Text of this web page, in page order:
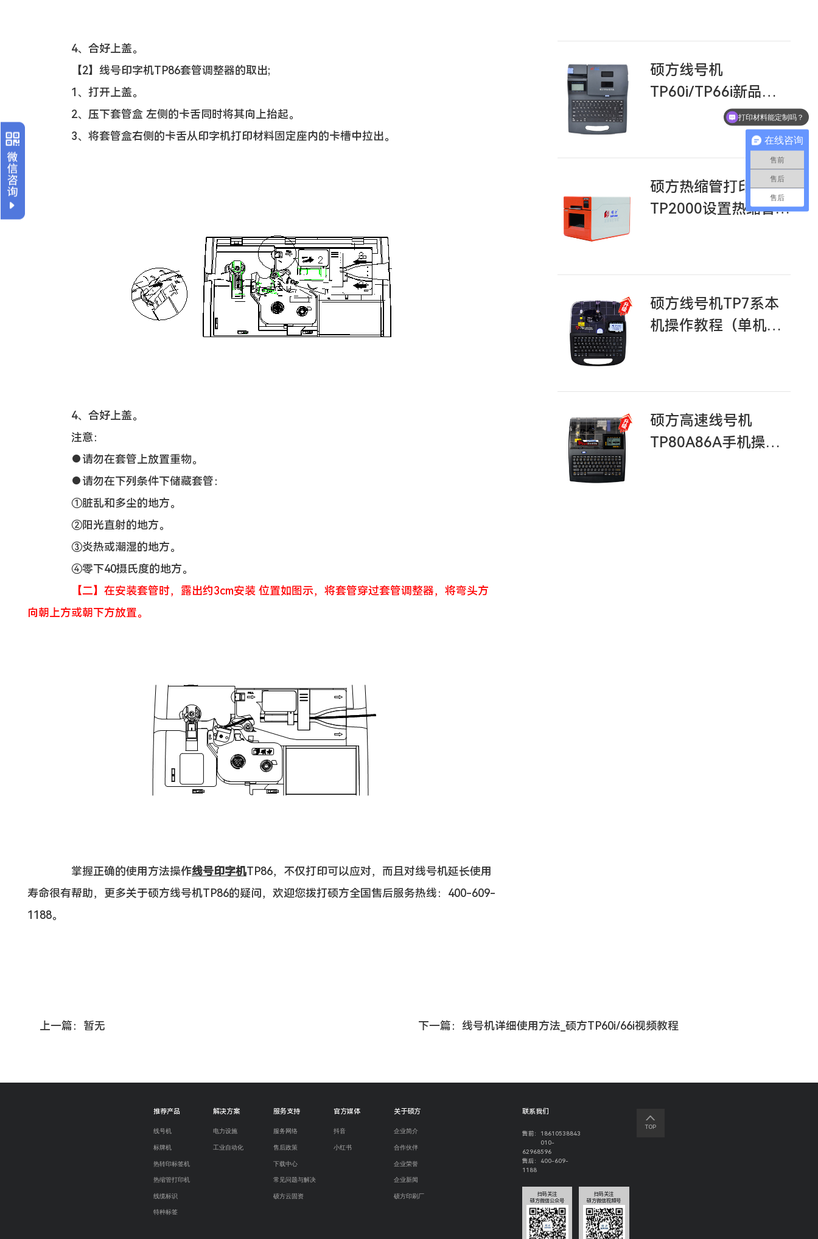
4、合好上盖。
【2】线号印字机TP86套管调整器的取出;
1、打开上盖。
2、压下套管盒 左侧的卡舌同时将其向上抬起。
3、将套管盒右侧的卡舌从印字机打印材料固定座内的卡槽中拉出。
4、合好上盖。
注意：
●请勿在套管上放置重物。
●请勿在下列条件下储藏套管：
①脏乱和多尘的地方。
②阳光直射的地方。
③炎热或潮湿的地方。
④零下40摄氏度的地方。
【二】在安装套管时，露出约3cm安装 位置如图示，将套管穿过套管调整器，将弯头方
向朝上方或朝下方放置。
掌握正确的使用方法操作线号印字机TP86，不仅打印可以应对，而且对线号机延长使用
寿命很有帮助，更多关于硕方线号机TP86的疑问，欢迎您拨打硕方全国售后服务热线：400-609-
1188。
硕方线号机
TP60i/TP66i新品上
硕方热缩管打印机
TP2000设置热缩管规
硕方线号机TP7系本
机操作教程（单机按
硕方高速线号机
TP80A86A手机操作
上一篇：暂无 下一篇：线号机详细使用方法_硕方TP60i/66i视频教程
推荐产品
线号机
标牌机
热转印标签机
热缩管打印机
线缆标识
特种标签
解决方案
电力设施
工业自动化
服务支持
服务网络
售后政策
下载中心
常见问题与解决
硕方云固资
官方媒体
抖音
小红书
关于硕方
企业简介
合作伙伴
企业荣誉
企业新闻
硕方印刷厂
联系我们
售前：18610538843
010-
62968596
售后：400-609-
1188
扫码关注
硕方微信公众号
扫码关注
硕方微信视频号
TOP
在线咨询
售前
售后
售后
打印材料能定制吗？